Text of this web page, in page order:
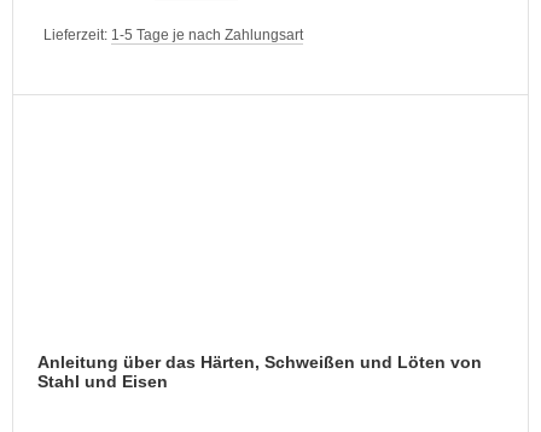
Lieferzeit: 1-5 Tage je nach Zahlungsart
Anleitung über das Härten, Schweißen und Löten von
Stahl und Eisen